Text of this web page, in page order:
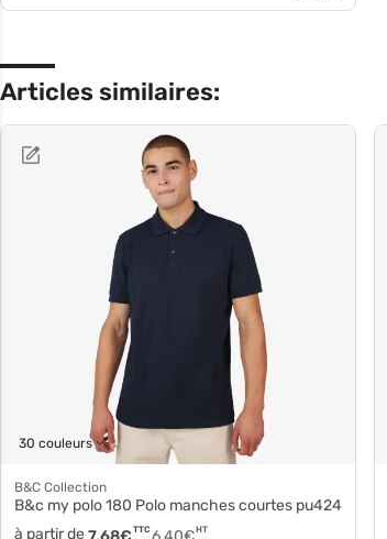
Articles similaires:
30 couleurs
B&C Collection
B&c my polo 180 Polo manches courtes pu424
à partir de
HT
TTC